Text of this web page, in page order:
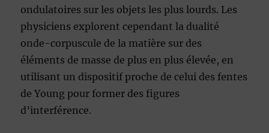
ondulatoires sur les objets les plus lourds. Les
physiciens explorent cependant la dualité
onde-corpuscule de la matière sur des
éléments de masse de plus en plus élevée, en
utilisant un dispositif proche de celui des fentes
de Young pour former des figures
d’interférence.